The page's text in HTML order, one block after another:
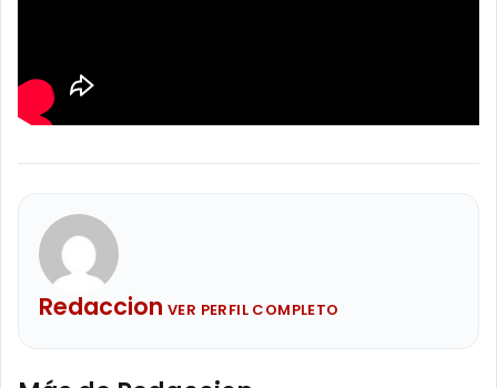
Redaccion VER PERFIL COMPLETO